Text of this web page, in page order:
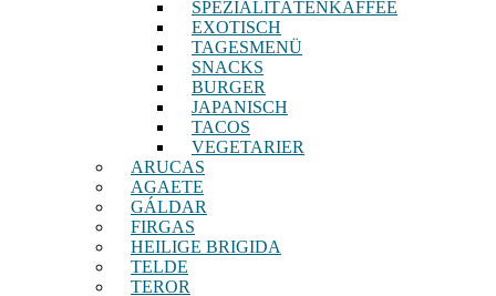
SPEZIALITÄTENKAFFEE
EXOTISCH
TAGESMENÜ
SNACKS
BURGER
JAPANISCH
TACOS
VEGETARIER
ARUCAS
AGAETE
GÁLDAR
FIRGAS
HEILIGE BRIGIDA
TELDE
TEROR